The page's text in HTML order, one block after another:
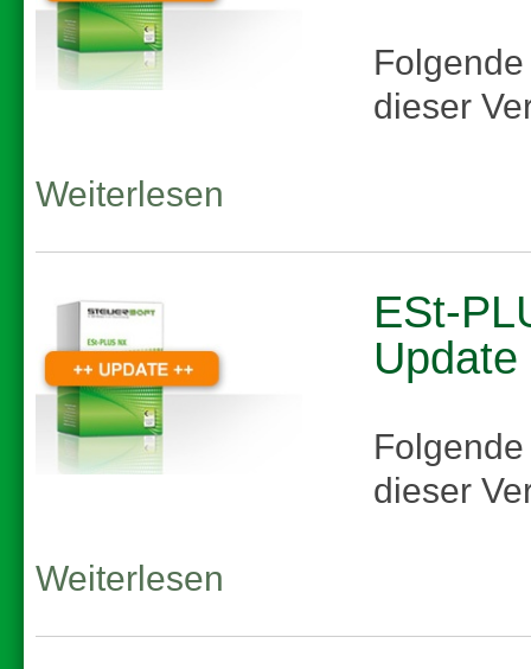
dieser
Weiterlesen
ESt-
dieser
Weiterlesen